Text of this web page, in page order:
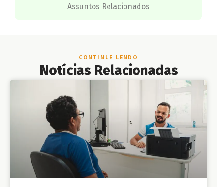
Assuntos Relacionados
CONTINUE LENDO
Notícias Relacionadas